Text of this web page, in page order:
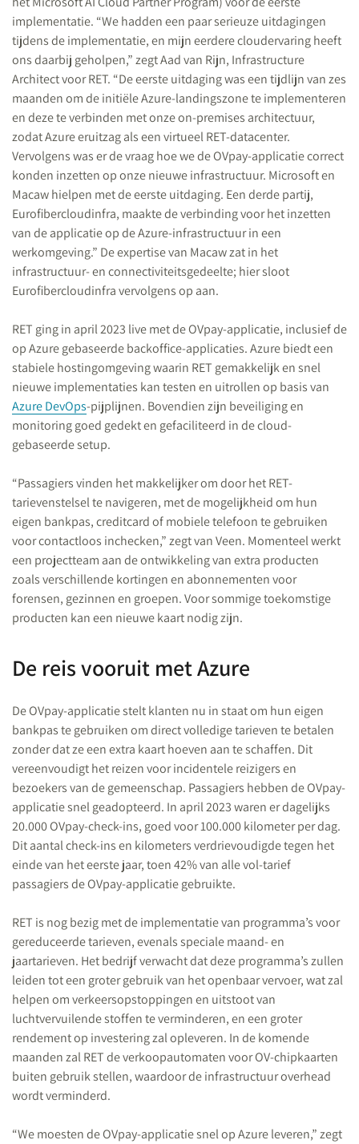
implementatie. “We hadden een paar serieuze uitdagingen
tijdens de implementatie, en mijn eerdere cloudervaring heeft
ons daarbij geholpen,” zegt Aad van Rijn, Infrastructure
Architect voor RET. “De eerste uitdaging was een tijdlijn van zes
maanden om de initiële Azure-landingszone te implementeren
en deze te verbinden met onze on-premises architectuur,
zodat Azure eruitzag als een virtueel RET-datacenter.
Vervolgens was er de vraag hoe we de OVpay-applicatie correct
konden inzetten op onze nieuwe infrastructuur. Microsoft en
Macaw hielpen met de eerste uitdaging. Een derde partij,
Eurofibercloudinfra, maakte de verbinding voor het inzetten
van de applicatie op de Azure-infrastructuur in een
werkomgeving.” De expertise van Macaw zat in het
infrastructuur- en connectiviteitsgedeelte; hier sloot
Eurofibercloudinfra vervolgens op aan.
RET ging in april 2023 live met de OVpay-applicatie, inclusief de
op Azure gebaseerde backoffice-applicaties. Azure biedt een
stabiele hostingomgeving waarin RET gemakkelijk en snel
nieuwe implementaties kan testen en uitrollen op basis van
Azure DevOps-pijplijnen. Bovendien zijn beveiliging en
monitoring goed gedekt en gefaciliteerd in de cloud-
gebaseerde setup.
“Passagiers vinden het makkelijker om door het RET-
tarievenstelsel te navigeren, met de mogelijkheid om hun
eigen bankpas, creditcard of mobiele telefoon te gebruiken
voor contactloos inchecken,” zegt van Veen. Momenteel werkt
een projectteam aan de ontwikkeling van extra producten
zoals verschillende kortingen en abonnementen voor
forensen, gezinnen en groepen. Voor sommige toekomstige
producten kan een nieuwe kaart nodig zijn.
De reis vooruit met Azure
De OVpay-applicatie stelt klanten nu in staat om hun eigen
bankpas te gebruiken om direct volledige tarieven te betalen
zonder dat ze een extra kaart hoeven aan te schaffen. Dit
vereenvoudigt het reizen voor incidentele reizigers en
bezoekers van de gemeenschap. Passagiers hebben de OVpay-
applicatie snel geadopteerd. In april 2023 waren er dagelijks
20.000 OVpay-check-ins, goed voor 100.000 kilometer per dag.
Dit aantal check-ins en kilometers verdrievoudigde tegen het
einde van het eerste jaar, toen 42% van alle vol-tarief
passagiers de OVpay-applicatie gebruikte.
RET is nog bezig met de implementatie van programma’s voor
gereduceerde tarieven, evenals speciale maand- en
jaartarieven. Het bedrijf verwacht dat deze programma’s zullen
leiden tot een groter gebruik van het openbaar vervoer, wat zal
helpen om verkeersopstoppingen en uitstoot van
luchtvervuilende stoffen te verminderen, en een groter
rendement op investering zal opleveren. In de komende
maanden zal RET de verkoopautomaten voor OV-chipkaarten
buiten gebruik stellen, waardoor de infrastructuur overhead
wordt verminderd.
“We moesten de OVpay-applicatie snel op Azure leveren,” zegt